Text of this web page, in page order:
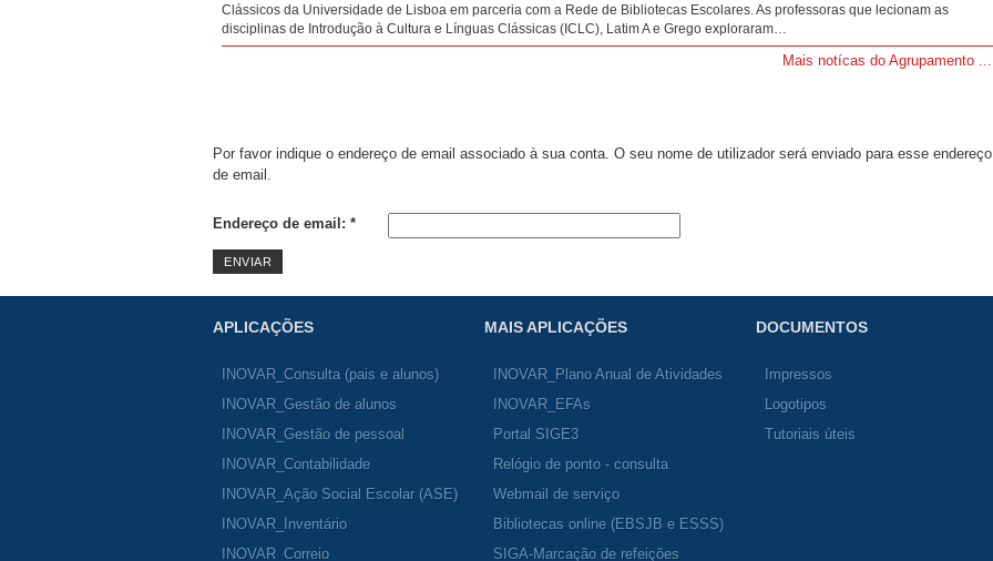
Clássicos da Universidade de Lisboa em parceria com a Rede de Bibliotecas Escolares. As professoras que lecionam as
disciplinas de Introdução à Cultura e Línguas Clássicas (ICLC), Latim A e Grego exploraram…
Mais notícas do Agrupamento ...
Por favor indique o endereço de email associado à sua conta. O seu nome de utilizador será enviado para esse endereço
de email.
Endereço de email: *
ENVIAR
APLICAÇÕES
INOVAR_Consulta (pais e alunos)
INOVAR_Gestão de alunos
INOVAR_Gestão de pessoal
INOVAR_Contabilidade
INOVAR_Ação Social Escolar (ASE)
INOVAR_Inventário
INOVAR_Correio
MAIS APLICAÇÕES
INOVAR_Plano Anual de Atividades
INOVAR_EFAs
Portal SIGE3
Relógio de ponto - consulta
Webmail de serviço
Bibliotecas online (EBSJB e ESSS)
SIGA-Marcação de refeições
DOCUMENTOS
Impressos
Logotipos
Tutoriais úteis